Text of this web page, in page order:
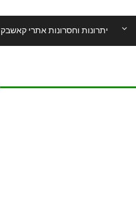
יתרונות וחסרונות אתרי קאשבק